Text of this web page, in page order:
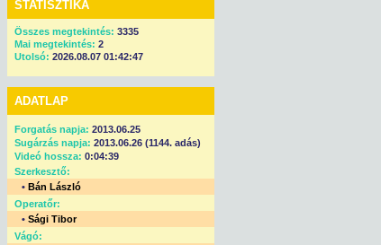
STATISZTIKA
Összes megtekintés: 3335
Mai megtekintés: 2
Utolsó: 2026.08.07 01:42:47
ADATLAP
Forgatás napja: 2013.06.25
Sugárzás napja: 2013.06.26 (1144. adás)
Videó hossza: 0:04:39
Szerkesztő:
• Bán László
Operatőr:
• Sági Tibor
Vágó: